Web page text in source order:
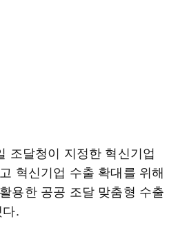
조달청이 지정한 혁신기업
혁신기업 수출 확대를 위해
용한 공공 조달 맞춤형 수출
.